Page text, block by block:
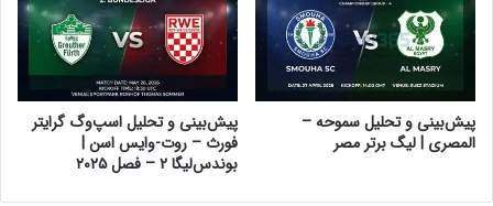
پیش‌بینی و تحلیل سموحه –
المصری | لیگ برتر مصر
پیش‌بینی و تحلیل اسپ‌وگ گرایتر
فورث – روت-وایس اسن |
بوندس‌لیگا ۲ – فصل ۲۰۲۵